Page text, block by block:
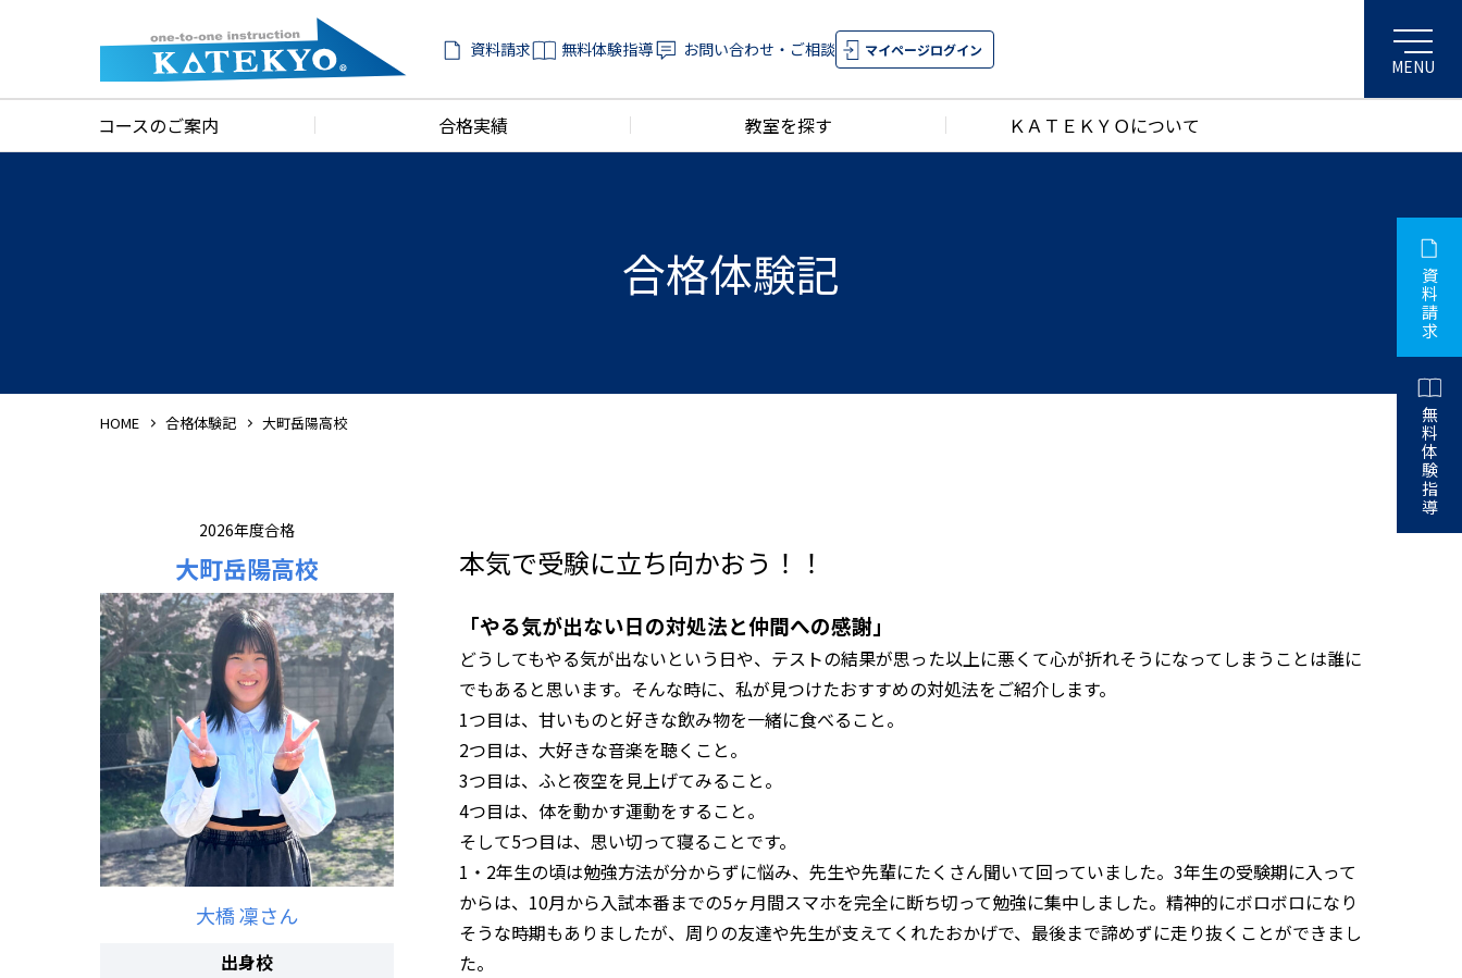
資料請求 無料体験指導 お問い合わせ・ご相談 マイページログイン
コースのご案内 合格実績 教室を探す ＫＡＴＥＫＹＯについて
合格体験記
HOME 合格体験記 大町岳陽高校
2026年度合格
大町岳陽高校
大橋 凜さん
出身校
本気で受験に立ち向かおう！！
「やる気が出ない日の対処法と仲間への感謝」
どうしてもやる気が出ないという日や、テストの結果が思った以上に悪くて心が折れそうになってしまうことは誰に
でもあると思います。そんな時に、私が見つけたおすすめの対処法をご紹介します。
1つ目は、甘いものと好きな飲み物を一緒に食べること。
2つ目は、大好きな音楽を聴くこと。
3つ目は、ふと夜空を見上げてみること。
4つ目は、体を動かす運動をすること。
そして5つ目は、思い切って寝ることです。
1・2年生の頃は勉強方法が分からずに悩み、先生や先輩にたくさん聞いて回っていました。3年生の受験期に入って
からは、10月から入試本番までの5ヶ月間スマホを完全に断ち切って勉強に集中しました。精神的にボロボロになり
そうな時期もありましたが、周りの友達や先生が支えてくれたおかげで、最後まで諦めずに走り抜くことができまし
た。
資
料
請
求
無
料
体
験
指
導